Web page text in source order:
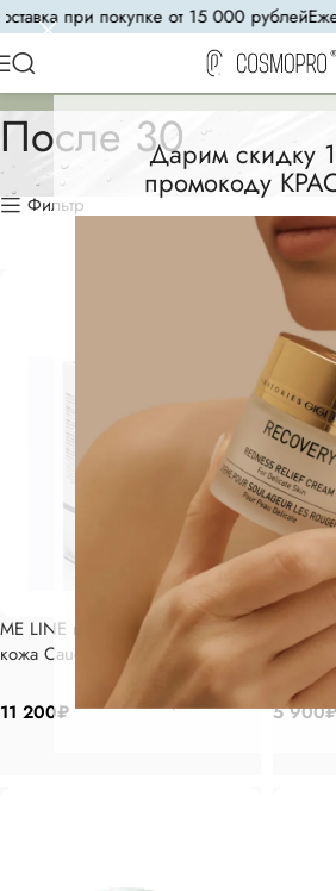
Дарим скидку
промокоду
при покупке от 15 000 рублей
После 30
Фильтр
ME LINE крем европеоидная
кожа Caucasian skin day 30гр
11 200₽
В корзину
гель с
178мл
5 900₽